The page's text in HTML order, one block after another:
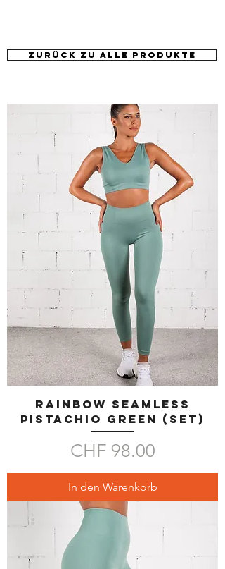
RAINBOW SEAMLESS
Pistachio Green (SET)
Preis
CHF 98.00
In den Warenkorb
ZURÜCK zu alle produkte